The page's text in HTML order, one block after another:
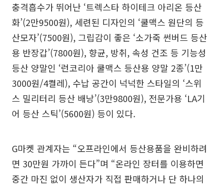
충격흡수가 뛰어난 ‘트렉스타 하이테크 아리온 등산
화’(2만9500원), 세련된 디자인의 ‘쿨맥스 원단의 등
산모자’(7500원), 그립감이 좋은 ‘소가죽 썬버드 등산
용 반장갑’(7800원), 향균, 방취, 속성 건조 등 기능성
등산 양말인 ‘런코리아 쿨맥스 등산용 양말 2종’(1만
3000원/4켤레), 수납 공간이 넉넉한 스타일의 ‘스위
스 밀리터리 등산 배낭’(3만9800원), 전문가용 ‘LA기
어 등산 스틱’(5600원) 등이 있다.
G마켓 관계자는 “오프라인에서 등산용품을 완비하려
면 30만원 가까이 든다”며 “온라인 장터를 이용하면
중간 마진 없이 생산자가 직접 판매하거나 단 하나의